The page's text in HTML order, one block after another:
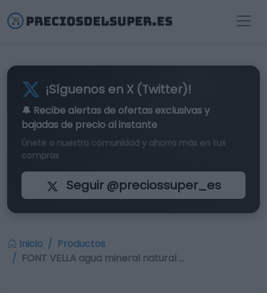
¡Síguenos en X (Twitter)!
🔔 Recibe alertas de ofertas exclusivasy
bajadas de precio al instante
Únete a nuestra comunidad y ahorra más en tus
compras
Seguir @preciossuper_es
Inicio
Productos
FONT VELLA agua mineral natural …